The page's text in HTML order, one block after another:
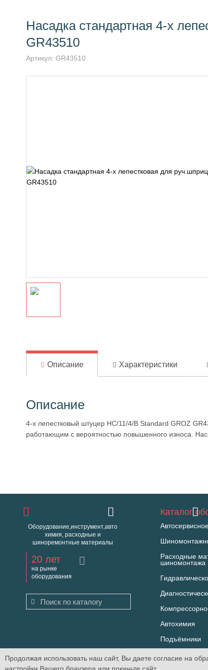
Продолжая использовать наш сайт, Вы даете согласие на
Насадка стандартная 4-х
GR43510
Артикул: GR43510
Описание Характеристики
Описание
4-х лепестковый штуцер HC/11/4/B Standard GROZ
работающим с вероятностью повышенного износа.
Оборудование,инструмент,авто
химия, расходные и
шиноремонтные материалы
20 лет
на рынке
оборудования
Каталог
Расходные
шиномонтажа
Автохимия
Подъёмники
Оборудование для автосервиса и СТО ТехнороссТ